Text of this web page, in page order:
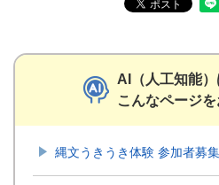
AI（人工知能）
こんなページ
縄文うきうき体験 参加者募集